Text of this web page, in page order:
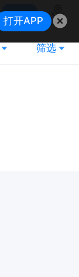
搜索
地图
筛选
打开APP